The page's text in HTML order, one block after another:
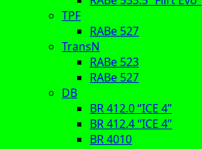
TPF
RABe 527
TransN
RABe 523
RABe 527
DB
BR 412.0 “ICE 4”
BR 412.4 “ICE 4”
BR 4010